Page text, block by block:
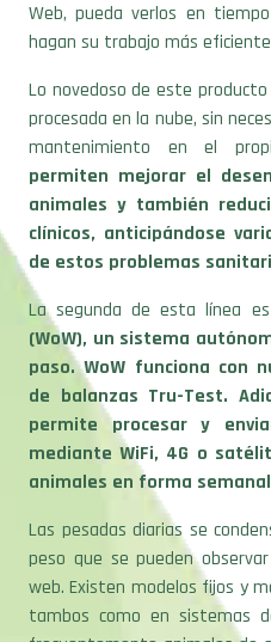
Web, pueda verlos en
hagan su trabajo más
Lo novedoso de este
procesada en la nube, sin
mantenimiento en el
permiten mejorar el
animales y también
clínicos, anticipándose
de estos problemas
La segunda de esta línea es
(WoW), un sistema
paso. WoW funciona con
de balanzas Tru-Test.
permite procesar y
mediante WiFi, 4G o
animales en forma
Las pesadas diarias se
peso que se pueden
web. Existen modelos fijos y
tambos como en sistemas